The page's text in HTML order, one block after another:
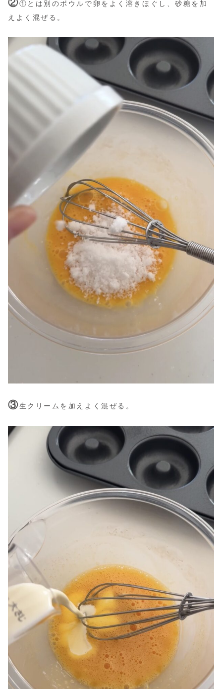
②①とは別のボウルで卵をよく溶きほぐし、砂糖を加
えよく混ぜる。
③生クリームを加えよく混ぜる。